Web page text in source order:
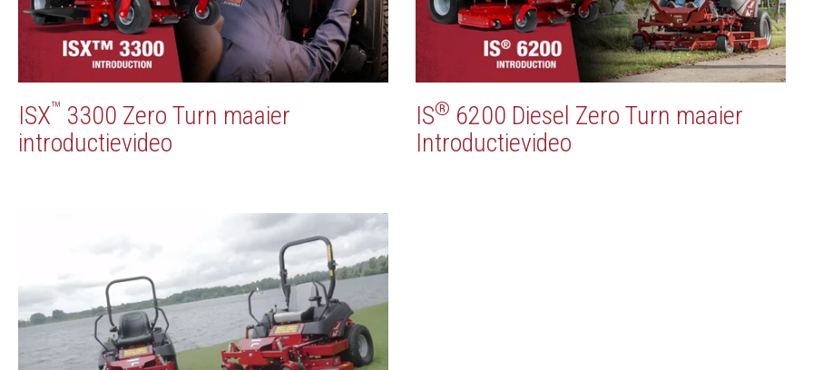
ISX™ 3300 Zero Turn maaier
introductievideo
IS® 6200 Diesel Zero Turn maaier
Introductievideo